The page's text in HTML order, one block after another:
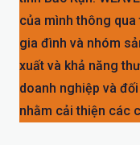
của mình thông
gia đình và nhóm
xuất và khả năng
doanh nghiệp và
nhằm cải thiện các